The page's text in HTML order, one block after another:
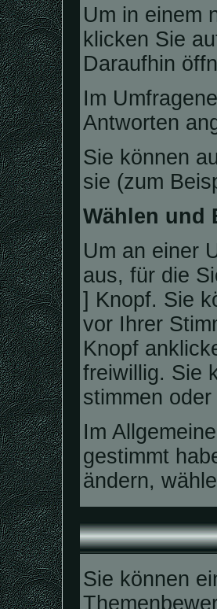
Um in einem
klicken Sie
Daraufhin
Im
Antworten
Sie können
sie (zum
Wählen und
Um an einer
aus, für die
] Knopf. Sie
vor Ihrer
Knopf
freiwillig. Sie
stimmen
Im
gestimmt
ändern,
Sie können